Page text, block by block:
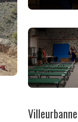
Villeurbanne